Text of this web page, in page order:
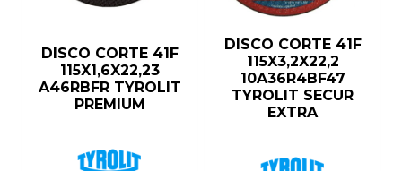
DISCO CORTE 41F
115X1,6X22,23
A46RBFR TYROLIT
PREMIUM
DISCO CORTE 41F
115X3,2X22,2
10A36R4BF47
TYROLIT SECUR
EXTRA